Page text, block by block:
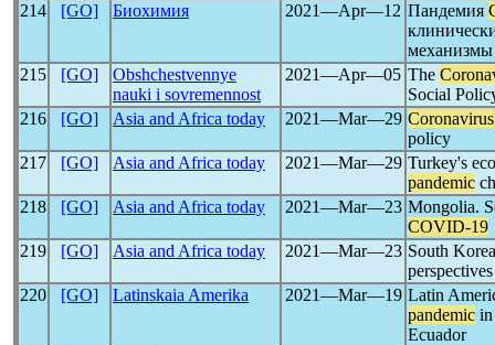
214
[GO] Биохимия 2021―Apr―12 Пандемия
механизмы
215
[GO]
Obshchestvennye
nauki i sovremennost
2021―Apr―05 The
Social
216
[GO] Asia and Africa today 2021―Mar―29 Coronavirus
policy
217
[GO] Asia and Africa today 2021―Mar―29 Turkey's
pandemic
218
[GO] Asia and Africa today 2021―Mar―23 Mongolia.
COVID-19
219
[GO] Asia and Africa today 2021―Mar―23 South
220
[GO] Latinskaia Amerika 2021―Mar―19 Latin
pandemic in
Ecuador